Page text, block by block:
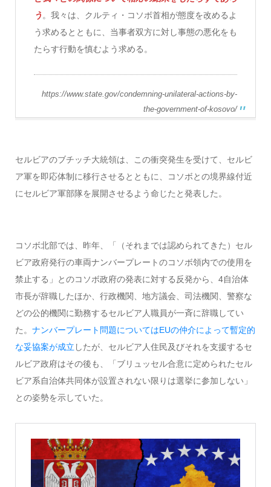
う 。我々は、クルティ・コソボ首相が態度を改めるよ
う求めるとともに、当事者双方に対し事態の悪化をも
たらす行動を慎むよう求める。
https://www.state.gov/condemning-unilateral-actions-by-
the-government-of-kosovo/
セルビアのブチッチ大統領は、この衝突発生を受けて、セルビ
ア軍を即応体制に移行させるとともに、コソボとの境界線付近
にセルビア軍部隊を展開させるよう命じたと発表した。
コソボ北部では、昨年、「（それまでは認められてきた）セル
ビア政府発行の車両ナンバープレートのコソボ領内での使用を
禁止する」とのコソボ政府の発表に対する反発から、4自治体
市長が辞職したほか、行政機関、地方議会、司法機関、警察な
どの公的機関に勤務するセルビア人職員が一斉に辞職してい
た。 ナンバープレート問題についてはEUの仲介によって暫定的
な妥協案が成立 したが、セルビア人住民及びそれを支援するセ
ルビア政府はその後も、「ブリュッセル合意に定められたセル
ビア系自治体共同体が設置されない限りは選挙に参加しない」
との姿勢を示していた。